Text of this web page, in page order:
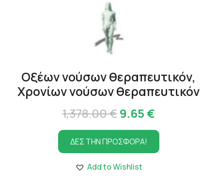
Οξέων νούσων θεραπευτικόν,
Χρονίων νούσων θεραπευτικόν
1,378.00€Original
price
was:
1,378.00 €.
9.65 €Η
τρέχουσα
τιμή
ΔΕΣ ΤΗΝ ΠΡΟΣΦΟΡΑ!
Add to Wishlist